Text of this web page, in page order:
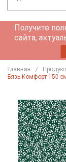
Получите
сайта,
Главная
Бязь Комфорт 150